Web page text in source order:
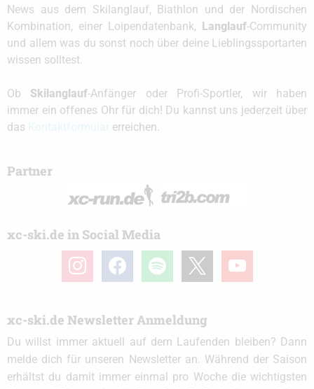
News aus dem Skilanglauf, Biathlon und der Nordischen
Kombination, einer Loipendatenbank, Langlauf-Community
und allem was du sonst noch über deine Lieblingssportarten
wissen solltest.
Ob Skilanglauf-Anfänger oder Profi-Sportler, wir haben
immer ein offenes Ohr für dich! Du kannst uns jederzeit über
das
erreichen.
Partner
xc-ski.de in Social Media
instagramfacebook spotify youtube
xc-ski.de Newsletter Anmeldung
Du willst immer aktuell auf dem Laufenden bleiben? Dann
melde dich für unseren Newsletter an. Während der Saison
erhältst du damit immer einmal pro Woche die wichtigsten